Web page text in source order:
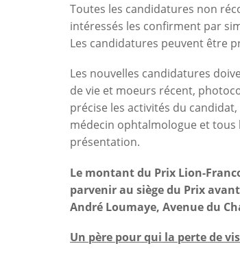
Toutes les candidatures non
intéressés les confirment par
Les candidatures peuvent être
Les nouvelles candidatures
de vie et moeurs récent,
précise les activités du
médecin ophtalmologue et
présentation.
Le montant du Prix Lion-
parvenir au siège du Prix avant
André Loumaye, Avenue du
Un père pour qui la perte de